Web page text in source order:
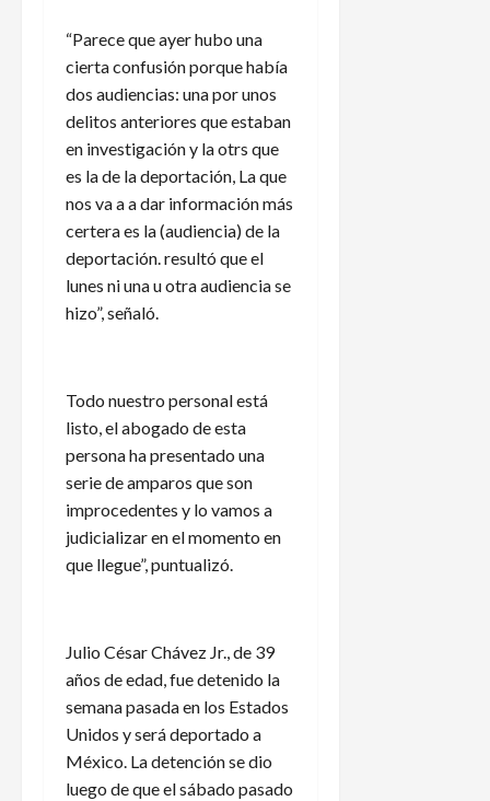
“Parece que ayer hubo una
cierta confusión porque había
dos audiencias: una por unos
delitos anteriores que estaban
en investigación y la otrs que
es la de la deportación, La que
nos va a a dar información más
certera es la (audiencia) de la
deportación. resultó que el
lunes ni una u otra audiencia se
hizo”, señaló.
Todo nuestro personal está
listo, el abogado de esta
persona ha presentado una
serie de amparos que son
improcedentes y lo vamos a
judicializar en el momento en
que llegue”, puntualizó.
Julio César Chávez Jr., de 39
años de edad, fue detenido la
semana pasada en los Estados
Unidos y será deportado a
México. La detención se dio
luego de que el sábado pasado